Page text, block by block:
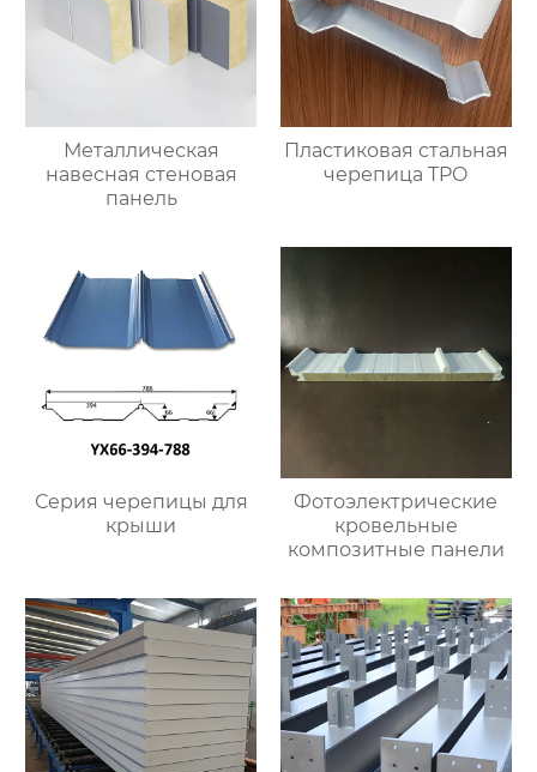
Металлическая
навесная стеновая
панель
Пластиковая стальная
черепица TPO
Серия черепицы для
крыши
Фотоэлектрические
кровельные
композитные панели